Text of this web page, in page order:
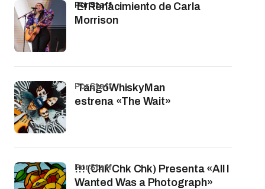
El Renacimiento de Carla
Morrison
por Staff
TangoWhiskyMan
estrena «The Wait»
por Staff
!!! (Chk Chk Chk) Presenta «All I
Wanted Was a Photograph»
por Staff